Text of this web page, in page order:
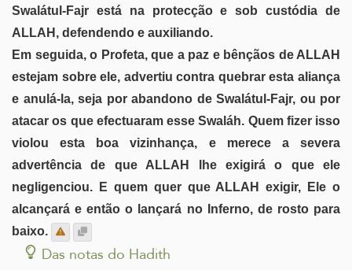
Swalátul-Fajr está na protecção e sob custódia de
ALLAH, defendendo e auxiliando.
Em seguida, o Profeta, que a paz e bênçãos de ALLAH
estejam sobre ele, advertiu contra quebrar esta aliança
e anulá-la, seja por abandono de Swalátul-Fajr, ou por
atacar os que efectuaram esse Swaláh. Quem fizer isso
violou esta boa vizinhança, e merece a severa
advertência de que ALLAH lhe exigirá o que ele
negligenciou. E quem quer que ALLAH exigir, Ele o
alcançará e então o lançará no Inferno, de rosto para
baixo.
Das notas do Hadith